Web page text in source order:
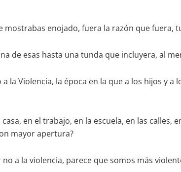
enojado, fuera la razón que fuera,
de esas hasta una tunda que incluyera, al
la Violencia, la época en la que a los hijos y
en el trabajo, en la escuela, en las calles,
mayor apertura?
a la violencia, parece que somos más